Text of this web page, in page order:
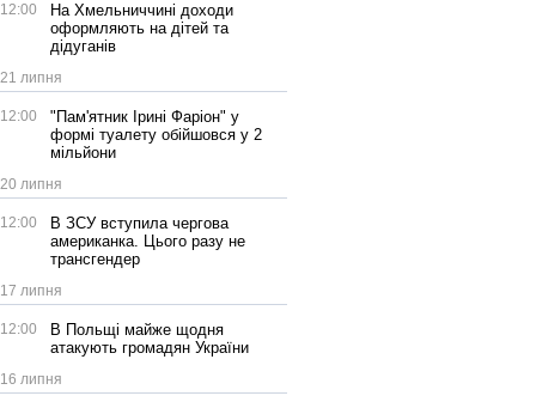
12:00
На Хмельниччині доходи
оформляють на дітей та
дідуганів
21 липня
12:00
"Пам'ятник Ірині Фаріон" у
формі туалету обійшовся у 2
мільйони
20 липня
12:00
В ЗСУ вступила чергова
американка. Цього разу не
трансгендер
17 липня
12:00
В Польщі майже щодня
атакують громадян України
16 липня